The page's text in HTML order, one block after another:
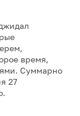
время,
Суммарно
27